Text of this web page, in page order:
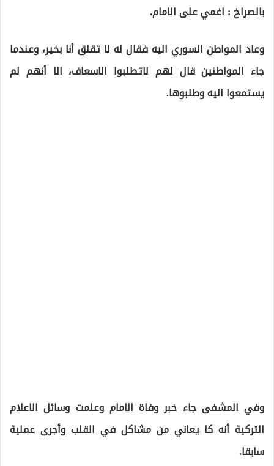
بالصراخ : اغمي على الامام.
وعاد المواطن السوري اليه فقال له لا تقلق أنا بخير، وعندما
جاء المواطنين قال لهم لاتطلبوا الاسعاف، الا أنهم لم
يستمعوا اليه وطلبوها.
وفي المشفى جاء خبر وفاة الامام وعلمت وسائل الاعلام
التركية أنه كا يعاني من مشاكل في القلب وأجرى عملية
سابقا.